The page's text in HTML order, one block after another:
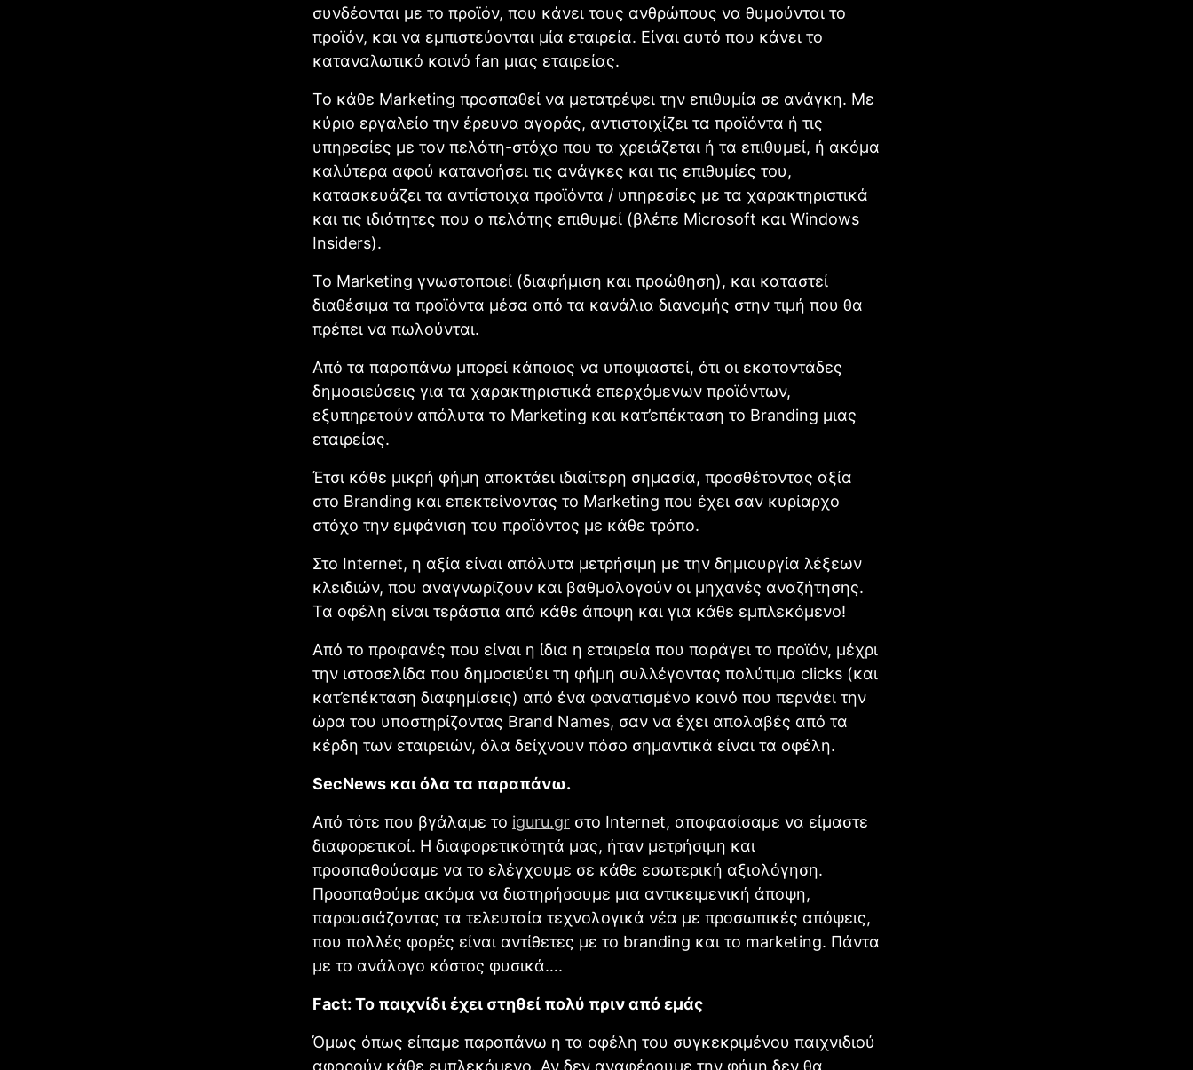
συνδέονται με το προϊόν, που κάνει τους ανθρώπους να θυμούνται το
προϊόν, και να εμπιστεύονται μία εταιρεία. Είναι αυτό που κάνει το
καταναλωτικό κοινό fan μιας εταιρείας.
Το κάθε Marketing προσπαθεί να μετατρέψει την επιθυμία σε ανάγκη. Με
κύριο εργαλείο την έρευνα αγοράς, αντιστοιχίζει τα προϊόντα ή τις
υπηρεσίες με τον πελάτη-στόχο που τα χρειάζεται ή τα επιθυμεί, ή ακόμα
καλύτερα αφού κατανοήσει τις ανάγκες και τις επιθυμίες του,
κατασκευάζει τα αντίστοιχα προϊόντα / υπηρεσίες με τα χαρακτηριστικά
και τις ιδιότητες που ο πελάτης επιθυμεί (βλέπε Microsoft και Windows
Insiders).
To Marketing γνωστοποιεί (διαφήμιση και προώθηση), και καταστεί
διαθέσιμα τα προϊόντα μέσα από τα κανάλια διανομής στην τιμή που θα
πρέπει να πωλούνται.
Από τα παραπάνω μπορεί κάποιος να υποψιαστεί, ότι οι εκατοντάδες
δημοσιεύσεις για τα χαρακτηριστικά επερχόμενων προϊόντων,
εξυπηρετούν απόλυτα το Marketing και κατ’επέκταση το Branding μιας
εταιρείας.
Έτσι κάθε μικρή φήμη αποκτάει ιδιαίτερη σημασία, προσθέτοντας αξία
στο Branding και επεκτείνοντας το Marketing που έχει σαν κυρίαρχο
στόχο την εμφάνιση του προϊόντος με κάθε τρόπο.
Στο Internet, η αξία είναι απόλυτα μετρήσιμη με την δημιουργία λέξεων
κλειδιών, που αναγνωρίζουν και βαθμολογούν οι μηχανές αναζήτησης.
Τα οφέλη είναι τεράστια από κάθε άποψη και για κάθε εμπλεκόμενο!
Από το προφανές που είναι η ίδια η εταιρεία που παράγει το προϊόν, μέχρι
την ιστοσελίδα που δημοσιεύει τη φήμη συλλέγοντας πολύτιμα clicks (και
κατ’επέκταση διαφημίσεις) από ένα φανατισμένο κοινό που περνάει την
ώρα του υποστηρίζοντας Brand Names, σαν να έχει απολαβές από τα
κέρδη των εταιρειών, όλα δείχνουν πόσο σημαντικά είναι τα οφέλη.
SecNews και όλα τα παραπάνω.
Από τότε που βγάλαμε το iguru.gr στο Internet, αποφασίσαμε να είμαστε
διαφορετικοί. Η διαφορετικότητά μας, ήταν μετρήσιμη και
προσπαθούσαμε να το ελέγχουμε σε κάθε εσωτερική αξιολόγηση.
Προσπαθούμε ακόμα να διατηρήσουμε μια αντικειμενική άποψη,
παρουσιάζοντας τα τελευταία τεχνολογικά νέα με προσωπικές απόψεις,
που πολλές φορές είναι αντίθετες με το branding και το marketing. Πάντα
με το ανάλογο κόστος φυσικά….
Fact: Το παιχνίδι έχει στηθεί πολύ πριν από εμάς
Όμως όπως είπαμε παραπάνω η τα οφέλη του συγκεκριμένου παιχνιδιού
αφορούν κάθε εμπλεκόμενο. Αν δεν αναφέρουμε την φήμη δεν θα